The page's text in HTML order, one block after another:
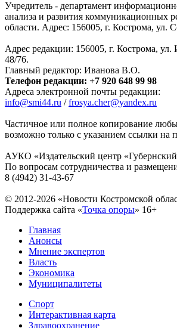
Учредитель - департамент
анализа и развития коммуникационных
области. Адрес: 156005, г. Кострома, ул.
Адрес редакции: 156005, г. Кострома,
48/76.
Главный редактор: Иванова В.О.
Телефон редакции: +7 920 648 99 98
Адреса электронной почты редакции:
info@smi44.ru /frosya.cher@yandex.ru
Частичное или полное копирование
возможно только с указанием ссылки на
АУКО «Издательский центр
По вопросам сотрудничества и
8 (4942) 31-43-67
© 2012-2026 «Новости Костромской
Поддержка сайта «Точка опоры» 16+
Главная
Анонсы
Мнение экспертов
Власть
Экономика
Муниципалитеты
Спорт
Интерактивная карта
Здравоохранение